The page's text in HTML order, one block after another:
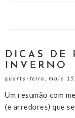
DICAS DE
INVERNO
quarta-feira, maio
Um resumão com
(e arredores) que